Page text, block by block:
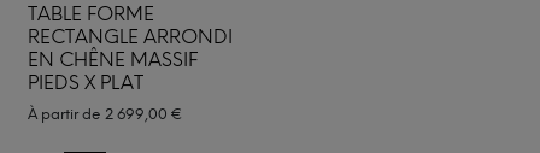
TABLE FORME
RECTANGLE ARRONDI
EN CHÊNE MASSIF
PIEDS X PLAT
À partir de 2 699,00 €